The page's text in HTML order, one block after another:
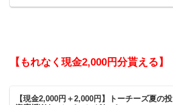
【もれなく現金2,000円分貰える】
【現金2,000円＋2,000円】トーチーズ夏の投